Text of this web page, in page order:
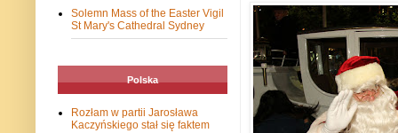
Solemn Mass of the Easter Vigil
St Mary's Cathedral Sydney
Polska
Rozłam w partii Jarosława
Kaczyńskiego stał się faktem